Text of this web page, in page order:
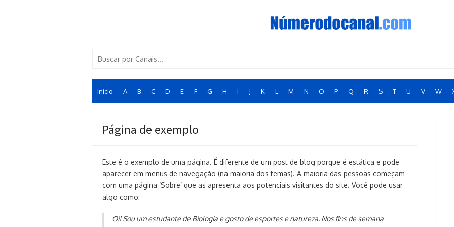
Início A B C D E F G H I J K L M N O P Q R S T U V W
Página de exemplo
Este é o exemplo de uma página. É diferente de um post de blog porque é estática e pode
aparecer em menus de navegação (na maioria dos temas). A maioria das pessoas começam
com uma página ‘Sobre’ que as apresenta aos potenciais visitantes do site. Você pode usar
algo como:
Oi! Sou um estudante de Biologia e gosto de esportes e natureza. Nos fins de semana